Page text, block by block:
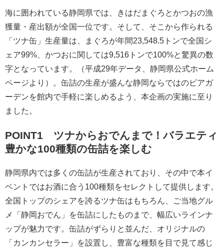
海に囲われている静岡県では、きはだまぐろとかつおの漁
獲量・産出額が全国一位です。そして、そこから作られる
「ツナ缶」生産量は、まぐろが年間23,548.5トンで全国シ
ェア99%、かつおに関しては9,516トンで100%と驚異の数
字となっています。（平成29年データ、静岡県公式ホーム
ページより）。缶詰の生産が盛んな静岡ならではのビアガ
ーデンを館内で手軽に楽しめるよう、本企画の実施に至り
ました。
POINT1 ツナからおでんまで！バラエティ
豊かな100種類の缶詰を楽しむ
静岡県内では多くの缶詰が生産されており、その中で本イ
ベントではお酒に合う100種類をセレクトして提供します。
全国トップのシェアを誇るツナ缶はもちろん、ご当地グル
メ「静岡おでん」を缶詰にしたものまで、幅広いラインナ
ップが魅力です。缶詰がずらりと並んだ、オリジナルの
「カンカンセラー」を設置し、豊富な種類を目で見て感じ